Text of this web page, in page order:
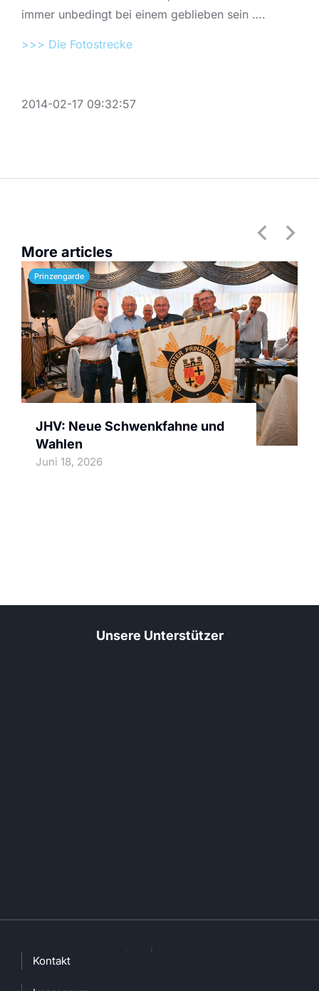
immer unbedingt bei einem geblieben sein ….
>>> Die Fotostrecke
2014-02-17 09:32:57
More articles
Prinzengarde
JHV: Neue Schwenkfahne und
Wahlen
Juni 18, 2026
Unsere Unterstützer
Kontakt